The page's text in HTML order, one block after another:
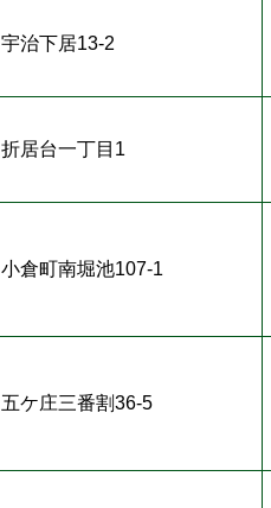
宇治下居13-2
折居台一丁目1
小倉町南堀池107-1
五ケ庄三番割36-5